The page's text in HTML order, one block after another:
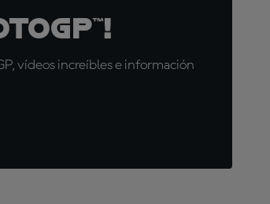
vídeos increíbles e información